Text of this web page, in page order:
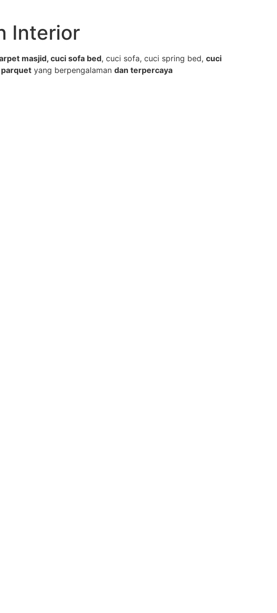
Interior
masjid, cuci sofa bed, cuci sofa, cuci spring bed, cuci
parquet yang berpengalaman dan terpercaya